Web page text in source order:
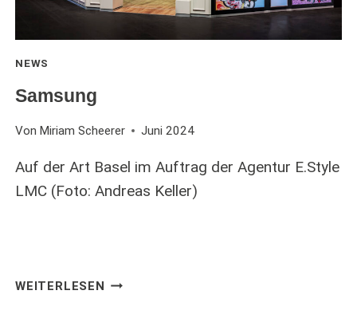
NEWS
Samsung
Von Miriam Scheerer Juni 2024
Auf der Art Basel im Auftrag der Agentur E.Style
LMC (Foto: Andreas Keller)
WEITERLESEN SAMSUNG